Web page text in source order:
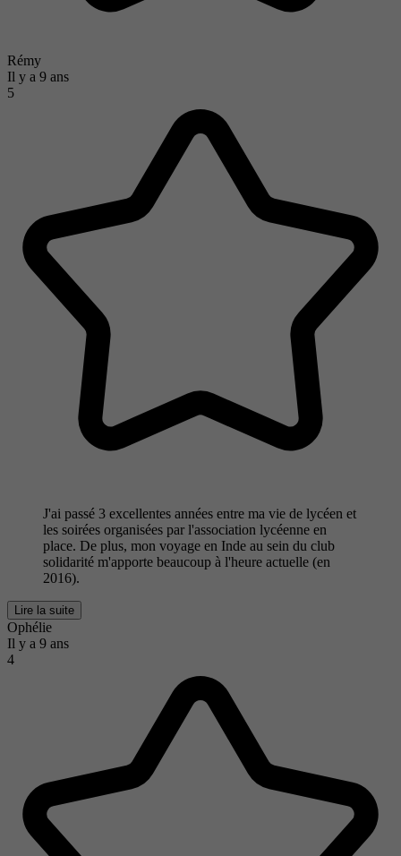
Rémy
Il y a 9 ans
5
J'ai passé 3 excellentes années entre ma vie de lycéen et
les soirées organisées par l'association lycéenne en
place. De plus, mon voyage en Inde au sein du club
solidarité m'apporte beaucoup à l'heure actuelle (en
2016).
Lire la suite
Ophélie
Il y a 9 ans
4